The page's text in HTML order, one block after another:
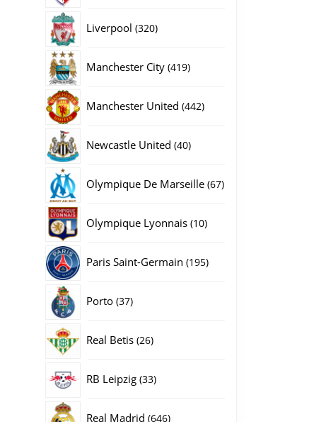
Liverpool 320320
Manchester City 419419
Manchester United 442442
Newcastle United 4040
Olympique De Marseille 6767
Olympique Lyonnais 1010
Paris Saint-Germain 195195
Porto 3737
Real Betis 2626
RB Leipzig 3333
Real Madrid 646646